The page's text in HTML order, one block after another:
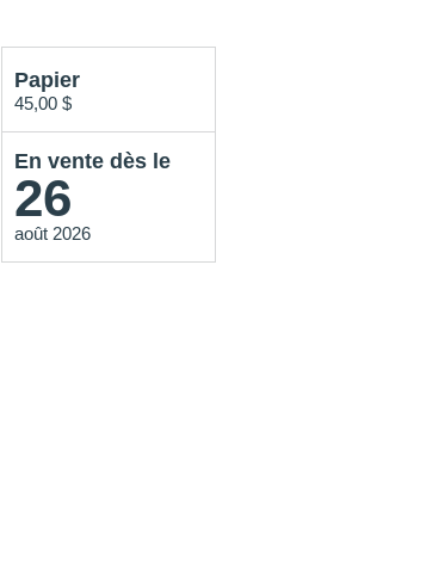
Papier
45,00 $
En vente dès le
26
août 2026